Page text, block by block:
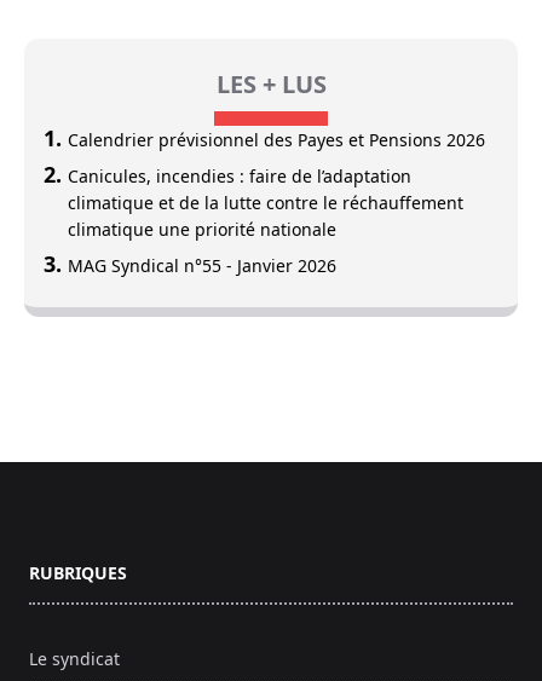
LES + LUS
Calendrier prévisionnel des Payes et Pensions 2026
Canicules, incendies : faire de l’adaptation
climatique et de la lutte contre le réchauffement
climatique une priorité nationale
MAG Syndical n°55 - Janvier 2026
RUBRIQUES
Le syndicat